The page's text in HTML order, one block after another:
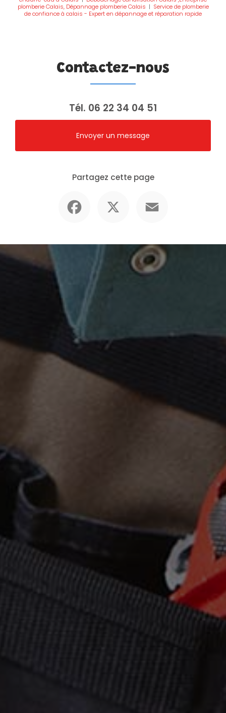
plomberie Calais, Dépannage plomberie Calais | Service de plomberie
de confiance à calais - Expert en dépannage et réparation rapide
Contactez-nous
Tél. 06 22 34 04 51
Envoyer un message
Partagez cette page